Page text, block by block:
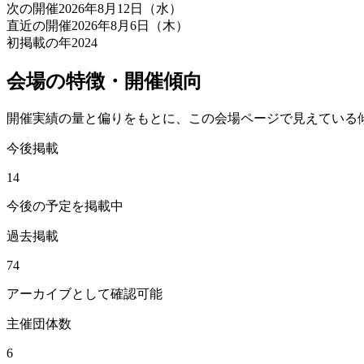
次の開催2026年8月12日（水）
直近の開催2026年8月6日（木）
初掲載の年2024
会場の特徴・開催傾向
開催実績の量と偏りをもとに、この会場ページで見えている
今後掲載
14
今後の予定を掲載中
過去掲載
74
アーカイブとして確認可能
主催団体数
6